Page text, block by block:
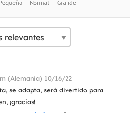
(Alemania) 10/16/22
se adapta, será divertido para
¡gracias!